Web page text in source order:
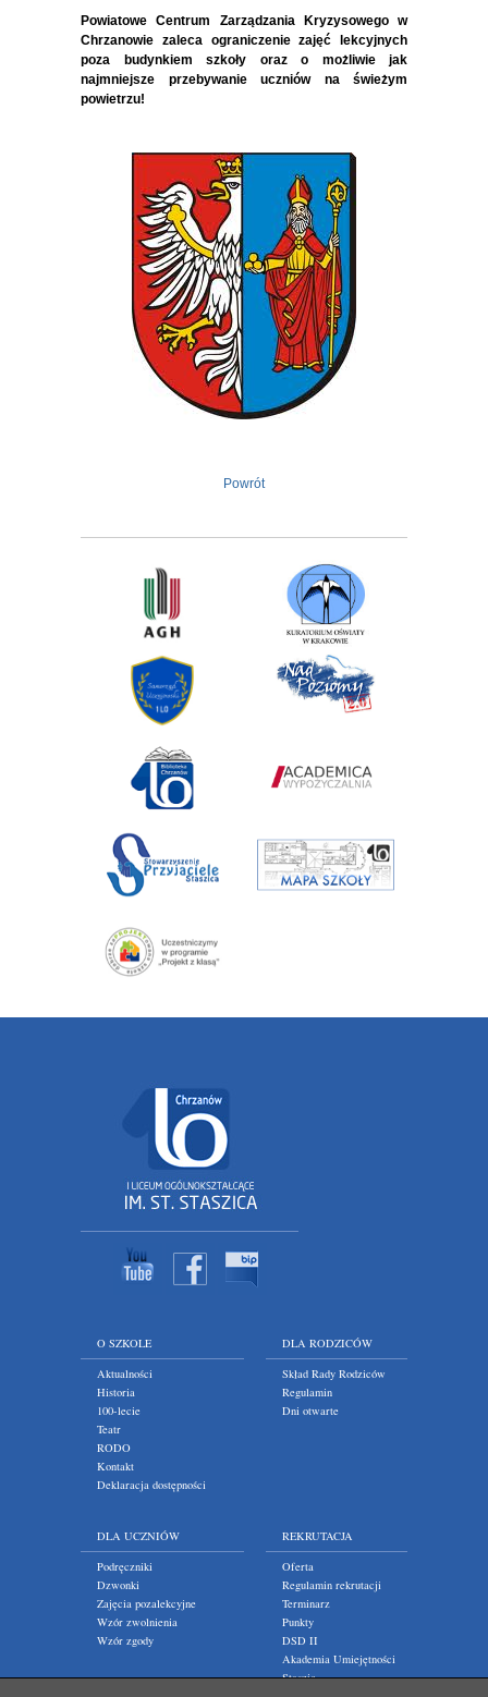
Powiatowe Centrum Zarządzania Kryzysowego w
Chrzanowie zaleca ograniczenie zajęć lekcyjnych
poza budynkiem szkoły oraz o możliwie jak
najmniejsze przebywanie uczniów na świeżym
powietrzu!
Powrót
O SZKOLE
Aktualności
Historia
100-lecie
Teatr
RODO
Kontakt
Deklaracja dostępności
DLA RODZICÓW
Skład Rady Rodziców
Regulamin
Dni otwarte
DLA UCZNIÓW
Podręczniki
Dzwonki
Zajęcia pozalekcyjne
Wzór zwolnienia
Wzór zgody
REKRUTACJA
Oferta
Regulamin rekrutacji
Terminarz
Punkty
DSD II
Akademia Umiejętności
Staszic